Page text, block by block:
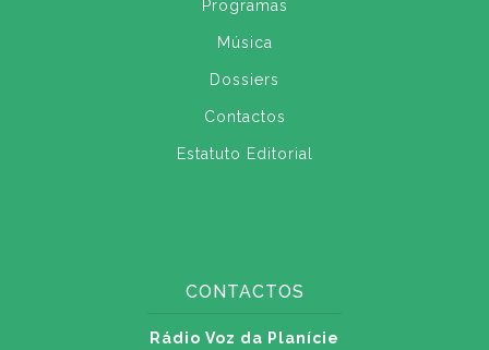
Programas
Música
Dossiers
Contactos
Estatuto Editorial
CONTACTOS
Rádio Voz da Planície